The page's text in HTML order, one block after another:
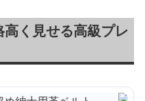
く見せる高級プレ